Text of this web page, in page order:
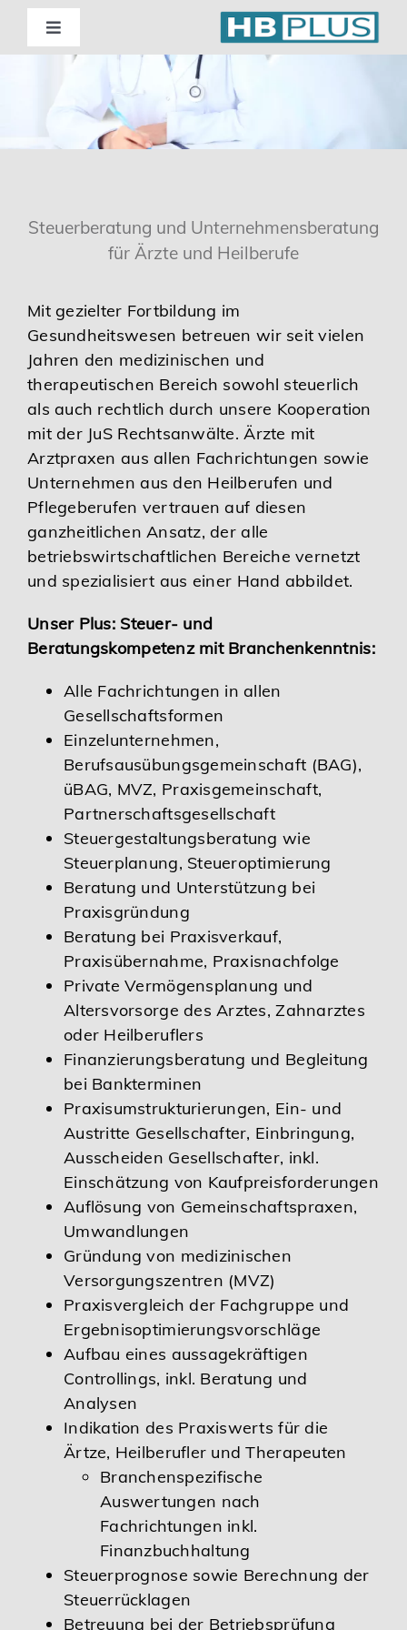
Skip
content
Toggle
Navigation
Beratung
Unternehmensberatung
Themenschwerpunkte
Digitalisierung | Steuerberatung
Karriere
Services
Steuerberatung und Unternehmensberatung
für Ärzte und Heilberufe
Mit gezielter Fortbildung im
Gesundheitswesen betreuen wir seit vielen
Jahren den medizinischen und
therapeutischen Bereich sowohl steuerlich
als auch rechtlich durch unsere Kooperation
mit der JuS Rechtsanwälte. Ärzte mit
Arztpraxen aus allen Fachrichtungen sowie
Unternehmen aus den Heilberufen und
Pflegeberufen vertrauen auf diesen
ganzheitlichen Ansatz, der alle
betriebswirtschaftlichen Bereiche vernetzt
und spezialisiert aus einer Hand abbildet.
Unser Plus: Steuer- und
Beratungskompetenz mit Branchenkenntnis:
Alle Fachrichtungen in allen
Gesellschaftsformen
Einzelunternehmen,
Berufsausübungsgemeinschaft (BAG),
üBAG, MVZ, Praxisgemeinschaft,
Partnerschaftsgesellschaft
Steuergestaltungsberatung wie
Steuerplanung, Steueroptimierung
Beratung und Unterstützung bei
Praxisgründung
Beratung bei Praxisverkauf,
Praxisübernahme, Praxisnachfolge
Private Vermögensplanung und
Altersvorsorge des Arztes, Zahnarztes
oder Heilberuflers
Finanzierungsberatung und Begleitung
bei Bankterminen
Praxisumstrukturierungen, Ein- und
Austritte Gesellschafter, Einbringung,
Ausscheiden Gesellschafter, inkl.
Einschätzung von Kaufpreisforderungen
Auflösung von Gemeinschaftspraxen,
Umwandlungen
Gründung von medizinischen
Versorgungszentren (MVZ)
Praxisvergleich der Fachgruppe und
Ergebnisoptimierungsvorschläge
Aufbau eines aussagekräftigen
Controllings, inkl. Beratung und
Analysen
Indikation des Praxiswerts für die
Ärtze, Heilberufler und Therapeuten
Branchenspezifische
Auswertungen nach
Fachrichtungen inkl.
Finanzbuchhaltung
Steuerprognose sowie Berechnung der
Steuerrücklagen
Betreuung bei der Betriebsprüfung